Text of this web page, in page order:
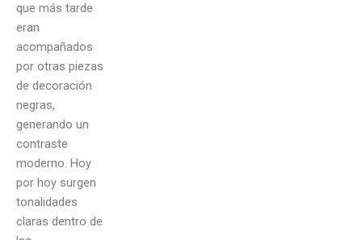
que más tarde
eran
acompañados
por otras piezas
de decoración
negras,
generando un
contraste
moderno. Hoy
por hoy surgen
tonalidades
claras dentro de